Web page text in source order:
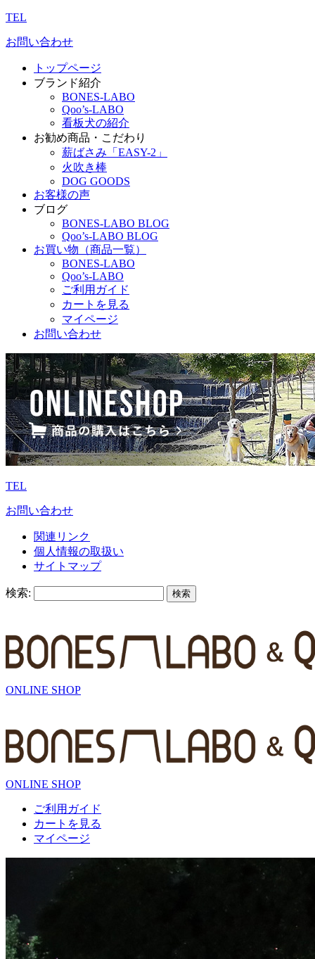
TEL
お問い合わせ
トップページ
ブランド紹介
BONES-LABO
Qoo’s-LABO
看板犬の紹介
お勧め商品・こだわり
薪ばさみ「EASY-2」
火吹き棒
DOG GOODS
お客様の声
ブログ
BONES-LABO BLOG
Qoo’s-LABO BLOG
お買い物（商品一覧）
BONES-LABO
Qoo’s-LABO
ご利用ガイド
カートを見る
マイページ
お問い合わせ
TEL
お問い合わせ
関連リンク
個人情報の取扱い
サイトマップ
検索:
ONLINE SHOP
ONLINE SHOP
ご利用ガイド
カートを見る
マイページ